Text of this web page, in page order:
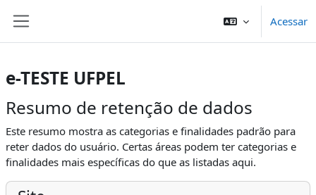
Acessar
e-TESTE UFPEL
Resumo de retenção de dados
Este resumo mostra as categorias e finalidades padrão para
reter dados do usuário. Certas áreas podem ter categorias e
finalidades mais específicas do que as listadas aqui.